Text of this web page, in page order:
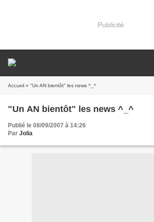
Publicité
Accueil » "Un AN bientôt" les news ^_^
"Un AN bientôt" les news ^_^
Publié le 08/09/2007 à 14:26
Par Jolia